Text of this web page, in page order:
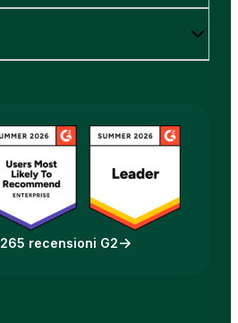
265 recensioni G2